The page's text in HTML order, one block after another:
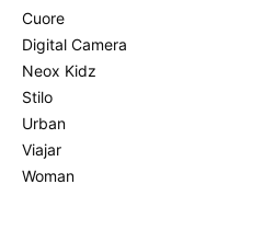
Cuore
Digital Camera
Neox Kidz
Stilo
Urban
Viajar
Woman